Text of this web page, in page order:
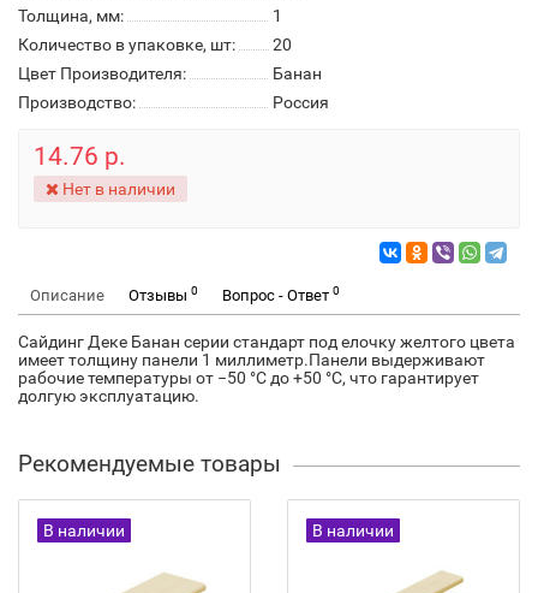
Толщина, мм:
1
Количество в упаковке, шт:
20
Цвет Производителя:
Банан
Производство:
Россия
14.76 р.
Нет в наличии
Описание Отзывы 0 Вопрос - Ответ 0
Сайдинг Деке Банан серии стандарт под елочку желтого цвета
имеет толщину панели 1 миллиметр.Панели выдерживают
рабочие температуры от −50 °С до +50 °С, что гарантирует
долгую эксплуатацию.
Рекомендуемые товары
В наличии В наличии